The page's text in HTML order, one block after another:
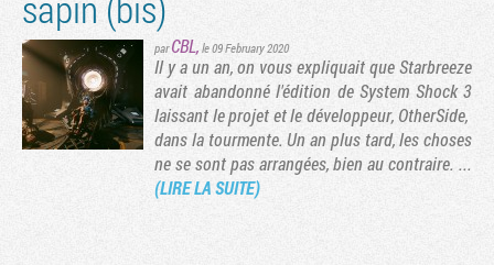
parCBL, le 09 February 2020
Il y a un an, on vous expliquait que Starbreeze
avait abandonné l'édition de System Shock 3
laissant le projet et le développeur, OtherSide,
dans la tourmente. Un an plus tard, les choses
ne se sont pas arrangées, bien au contraire. ...
(LIRE LA SUITE)